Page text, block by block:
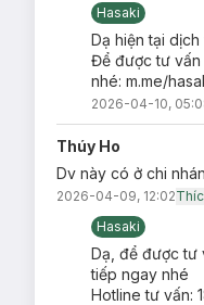
Kích thích
Mang đến
Không xâm
Hasaki
Dạ hiện tại
Để được tư vấn
nhé: m.me/
2026-04-10,
Thúy Ho
Dv này có ở chi
2026-04-09, 12:02
Hasaki
Dạ, để được tư
tiếp ngay nhé
Hotline tư vấn: